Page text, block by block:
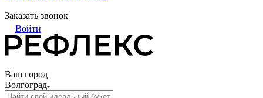
Заказать звонок
Войти
Ваш город
Волгоград